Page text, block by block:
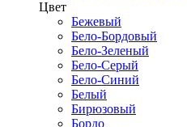
Цвет
Бежевый
Бело-Бордовый
Бело-Зеленый
Бело-Серый
Бело-Синий
Белый
Бирюзовый
Бордо